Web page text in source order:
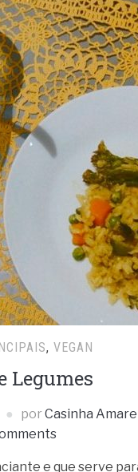
, VEGAN
Legumes
por Casinha
e que serve